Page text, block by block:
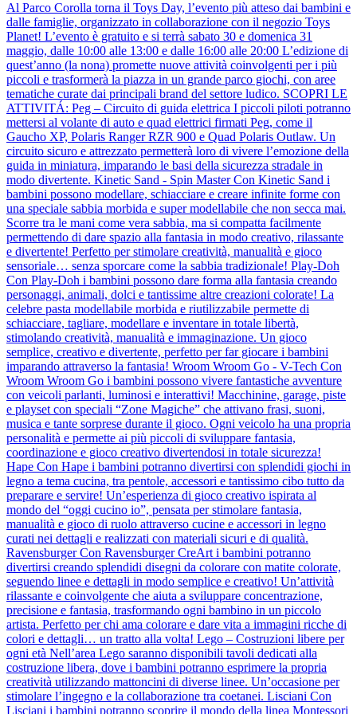
Al Parco Corolla torna il Toys Day, l’evento più atteso dai bambini e
dalle famiglie, organizzato in collaborazione con il negozio Toys
Planet! L’evento è gratuito e si terrà sabato 30 e domenica 31
maggio, dalle 10:00 alle 13:00 e dalle 16:00 alle 20:00 L’edizione di
quest’anno (la nona) promette nuove attività coinvolgenti per i più
piccoli e trasformerà la piazza in un grande parco giochi, con aree
tematiche curate dai principali brand del settore ludico. SCOPRI LE
ATTIVITÁ: Peg – Circuito di guida elettrica I piccoli piloti potranno
mettersi al volante di auto e quad elettrici firmati Peg, come il
Gaucho XP, Polaris Ranger RZR 900 e Quad Polaris Outlaw. Un
circuito sicuro e attrezzato permetterà loro di vivere l’emozione della
guida in miniatura, imparando le basi della sicurezza stradale in
modo divertente. Kinetic Sand - Spin Master Con Kinetic Sand i
bambini possono modellare, schiacciare e creare infinite forme con
una speciale sabbia morbida e super modellabile che non secca mai.
Scorre tra le mani come vera sabbia, ma si compatta facilmente
permettendo di dare spazio alla fantasia in modo creativo, rilassante
e divertente! Perfetto per stimolare creatività, manualità e gioco
sensoriale… senza sporcare come la sabbia tradizionale! Play-Doh
Con Play-Doh i bambini possono dare forma alla fantasia creando
personaggi, animali, dolci e tantissime altre creazioni colorate! La
celebre pasta modellabile morbida e riutilizzabile permette di
schiacciare, tagliare, modellare e inventare in totale libertà,
stimolando creatività, manualità e immaginazione. Un gioco
semplice, creativo e divertente, perfetto per far giocare i bambini
imparando attraverso la fantasia! Wroom Wroom Go - V-Tech Con
Wroom Wroom Go i bambini possono vivere fantastiche avventure
con veicoli parlanti, luminosi e interattivi! Macchinine, garage, piste
e playset con speciali “Zone Magiche” che attivano frasi, suoni,
musica e tante sorprese durante il gioco. Ogni veicolo ha una propria
personalità e permette ai più piccoli di sviluppare fantasia,
coordinazione e gioco creativo divertendosi in totale sicurezza!
Hape Con Hape i bambini potranno divertirsi con splendidi giochi in
legno a tema cucina, tra pentole, accessori e tantissimo cibo tutto da
preparare e servire! Un’esperienza di gioco creativo ispirata al
mondo del “oggi cucino io”, pensata per stimolare fantasia,
manualità e gioco di ruolo attraverso cucine e accessori in legno
curati nei dettagli e realizzati con materiali sicuri e di qualità.
Ravensburger Con Ravensburger CreArt i bambini potranno
divertirsi creando splendidi disegni da colorare con matite colorate,
seguendo linee e dettagli in modo semplice e creativo! Un’attività
rilassante e coinvolgente che aiuta a sviluppare concentrazione,
precisione e fantasia, trasformando ogni bambino in un piccolo
artista. Perfetto per chi ama colorare e dare vita a immagini ricche di
colori e dettagli… un tratto alla volta! Lego – Costruzioni libere per
ogni età Nell’area Lego saranno disponibili tavoli dedicati alla
costruzione libera, dove i bambini potranno esprimere la propria
creatività utilizzando mattoncini di diverse linee. Un’occasione per
stimolare l’ingegno e la collaborazione tra coetanei. Lisciani Con
Lisciani i bambini potranno scoprire il mondo della linea Montessori